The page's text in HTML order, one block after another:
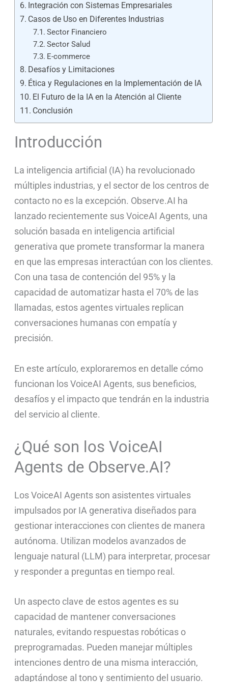
Integración con Sistemas Empresariales
Casos de Uso en Diferentes Industrias
Sector Financiero
Sector Salud
E-commerce
Desafíos y Limitaciones
Ética y Regulaciones en la Implementación de IA
El Futuro de la IA en la Atención al Cliente
Conclusión
Introducción
La inteligencia artificial (IA) ha revolucionado
múltiples industrias, y el sector de los centros de
contacto no es la excepción. Observe.AI ha
lanzado recientemente sus VoiceAI Agents, una
solución basada en inteligencia artificial
generativa que promete transformar la manera
en que las empresas interactúan con los clientes.
Con una tasa de contención del 95% y la
capacidad de automatizar hasta el 70% de las
llamadas, estos agentes virtuales replican
conversaciones humanas con empatía y
precisión.
En este artículo, exploraremos en detalle cómo
funcionan los VoiceAI Agents, sus beneficios,
desafíos y el impacto que tendrán en la industria
del servicio al cliente.
¿Qué son los VoiceAI
Agents de Observe.AI?
Los VoiceAI Agents son asistentes virtuales
impulsados por IA generativa diseñados para
gestionar interacciones con clientes de manera
autónoma. Utilizan modelos avanzados de
lenguaje natural (LLM) para interpretar, procesar
y responder a preguntas en tiempo real.
Un aspecto clave de estos agentes es su
capacidad de mantener conversaciones
naturales, evitando respuestas robóticas o
preprogramadas. Pueden manejar múltiples
intenciones dentro de una misma interacción,
adaptándose al tono y sentimiento del usuario.